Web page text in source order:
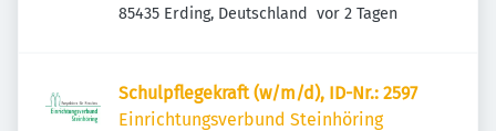
85435 Erding, Deutschland Veröffentlicht
vor 2 Tagen
Schulpflegekraft (w/m/d), ID-Nr.: 2597
Einrichtungsverbund Steinhöring